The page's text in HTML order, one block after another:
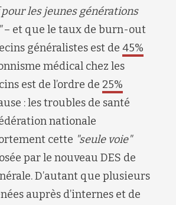
les jeunes générations
– et que le taux de burn-out
généralistes est de 45%
médical chez les
est de l’ordre de 25%
: les troubles de santé
nationale
cette "seule voie"
par le nouveau DES de
D’autant que plusieurs
auprès d’internes et de